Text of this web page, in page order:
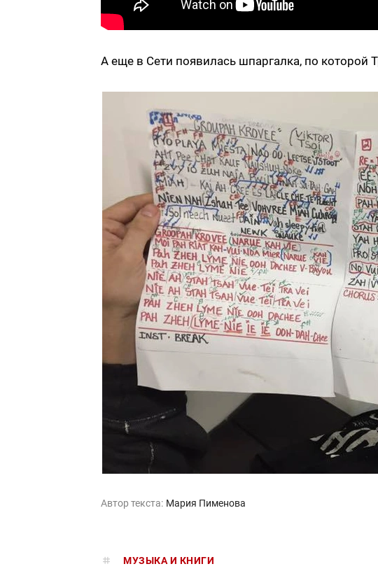
А еще в Сети появилась шпаргалка, по которой
Автор текста: Мария Пименова
МУЗЫКА И КНИГИ